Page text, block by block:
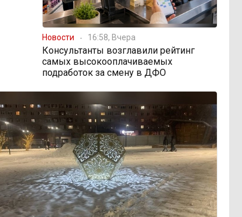
Новости 16:58, Вчера
Консультанты возглавили рейтинг
самых высокооплачиваемых
подработок за смену в ДФО